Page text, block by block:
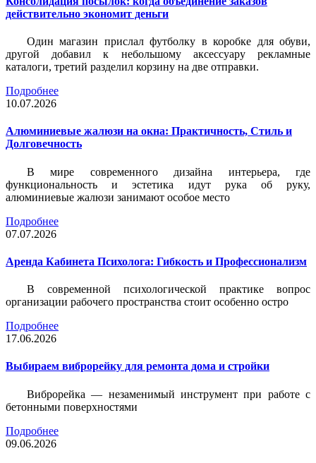
действительно экономит деньги
Один магазин прислал футболку в коробке для обуви,
другой добавил к небольшому аксессуару рекламные
каталоги, третий разделил корзину на две отправки.
Подробнее
10.07.2026
Алюминиевые жалюзи на окна: Практичность, Стиль и
Долговечность
В мире современного дизайна интерьера, где
функциональность и эстетика идут рука об руку,
алюминиевые жалюзи занимают особое место
Подробнее
07.07.2026
Аренда Кабинета Психолога: Гибкость и Профессионализм
В современной психологической практике вопрос
организации рабочего пространства стоит особенно остро
Подробнее
17.06.2026
Выбираем виброрейку для ремонта дома и стройки
Виброрейка — незаменимый инструмент при работе с
бетонными поверхностями
Подробнее
09.06.2026